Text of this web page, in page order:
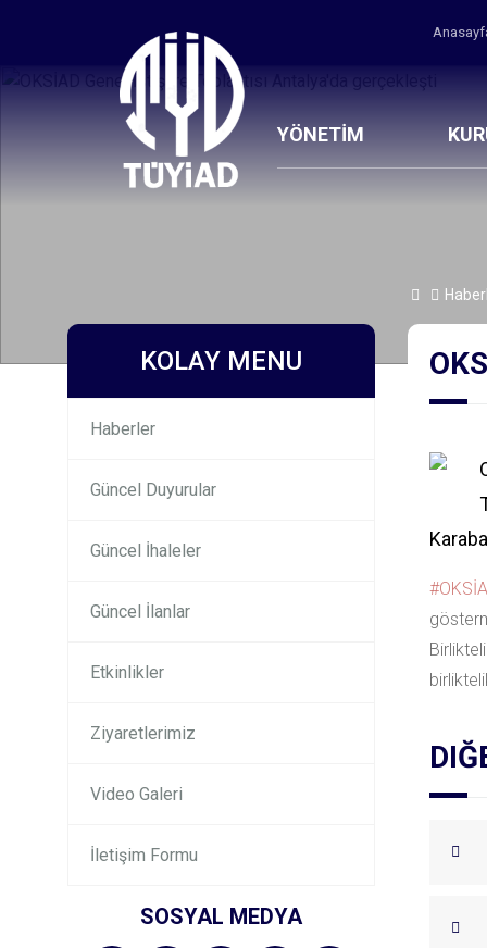
YÖNETİM
KOLAY MENU
Haberler
Güncel Duyurular
Güncel İhaleler
Güncel İlanlar
Etkinlikler
Ziyaretlerimiz
Video Galeri
İletişim Formu
SOSYAL MEDYA
#